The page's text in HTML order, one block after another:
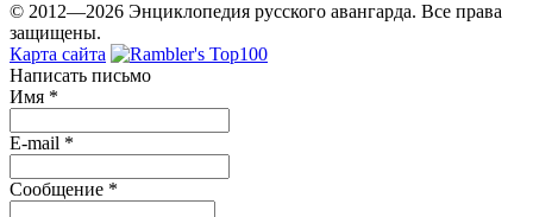
© 2012—2026 Энциклопедия русского авангарда. Все права
защищены.
Карта сайта
Написать письмо
Имя *
E-mail *
Сообщение *